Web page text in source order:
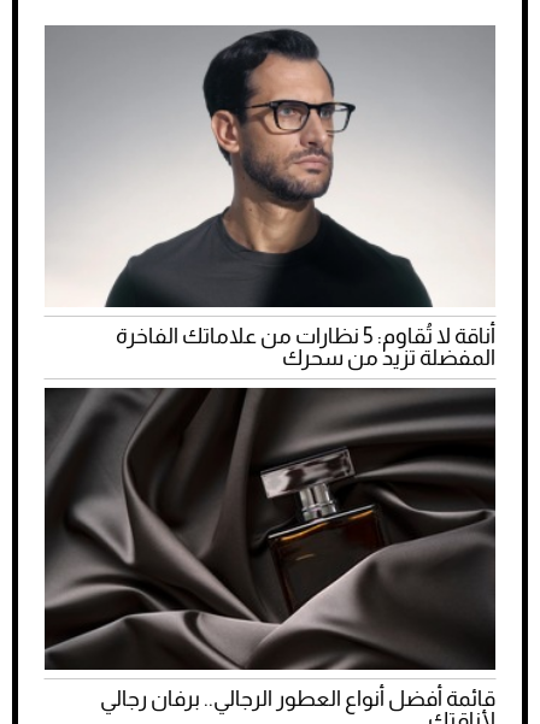
أناقة لا تُقاوم: 5 نظارات من علاماتك الفاخرة
المفضلة تزيد من سحرك
قائمة أفضل أنواع العطور الرجالي.. برفان رجالي